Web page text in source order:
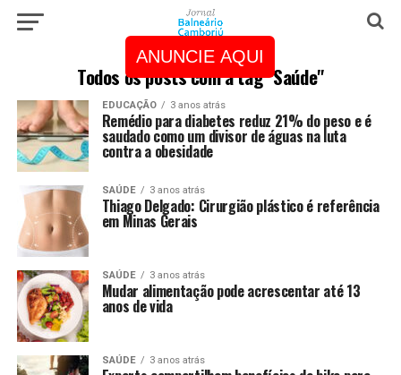
ANUNCIE AQUI
Todos os posts com a tag "Saúde"
EDUCAÇÃO 3 anos atrás
Remédio para diabetes reduz 21% do peso e é
saudado como um divisor de águas na luta
contra a obesidade
SAÚDE 3 anos atrás
Thiago Delgado: Cirurgião plástico é referência
em Minas Gerais
SAÚDE 3 anos atrás
Mudar alimentação pode acrescentar até 13
anos de vida
SAÚDE 3 anos atrás